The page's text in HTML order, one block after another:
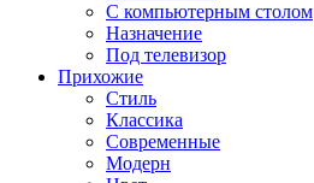
С компьютерным столом
Назначение
Под телевизор
Прихожие
Стиль
Классика
Современные
Модерн